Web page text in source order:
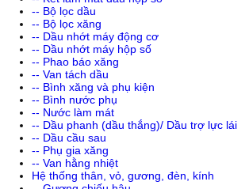
-- Bộ lọc dầu
-- Bộ lọc xăng
-- Dầu nhớt máy động cơ
-- Dầu nhớt máy hộp số
-- Phao báo xăng
-- Van tách dầu
-- Bình xăng và phụ kiện
-- Bình nước phụ
-- Nước làm mát
-- Dầu phanh (dầu thắng)/ Dầu trợ lực lái
-- Dầu cầu sau
-- Phụ gia xăng
-- Van hằng nhiệt
Hệ thống thân, vỏ, gương, đèn, kính